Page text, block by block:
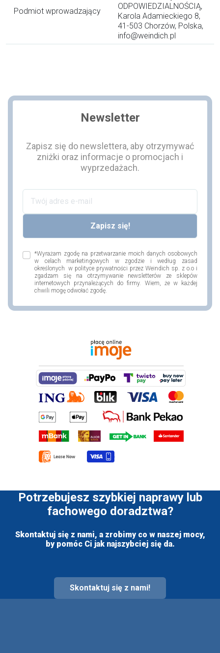
Podmiot wprowadzający
ODPOWIEDZIALNOŚCIĄ,
Karola Adamieckiego 8,
41-503 Chorzów, Polska,
info@weindich.pl
Newsletter
Zapisz się do newslettera, aby otrzymywać
zniżki oraz informacje o promocjach i
wyprzedażach.
*Wyrażam zgodę na przetwarzanie moich danych osobowych
w celach marketingowych w zgodzie i według zasad
określonych w polityce prywatności przez Weindich sp. z o.o i
zgadzam się na otrzymywanie newsletterów ze sklepów
internetowych przynależących do firmy. Wiem, że w każdej
chwili mogę odwołać zgodę.
Potrzebujesz szybkiej naprawy lub
fachowego doradztwa?
Skontaktuj się z nami, a zrobimy co w naszej mocy,
by pomóc Ci jak najszybciej się da.
Skontaktuj się z nami!